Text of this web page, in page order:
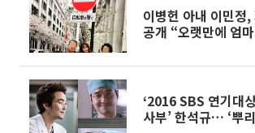
이병헌 아내 이민정
공개 “오랫만에 엄
‘2016 SBS 연기대
사부’ 한석규… ‘뿌